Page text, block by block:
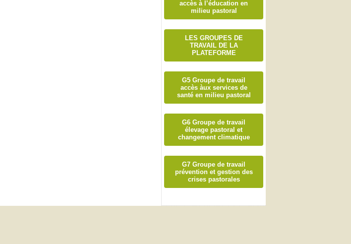
accès à l’éducation en
milieu pastoral
LES GROUPES DE
TRAVAIL DE LA
PLATEFORME
G5 Groupe de travail
accès àux services de
santé en milieu pastoral
G6 Groupe de travail
élevage pastoral et
changement climatique
G7 Groupe de travail
prévention et gestion des
crises pastorales